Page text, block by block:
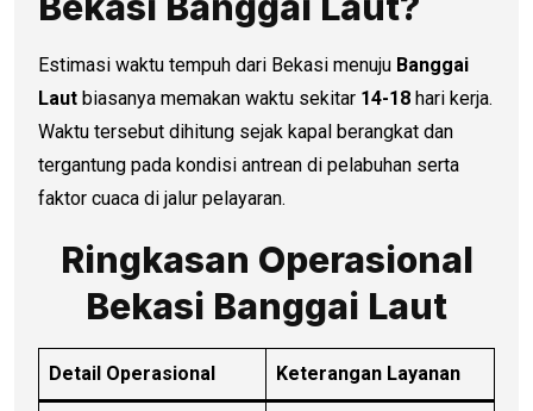
Estimasi waktu tempuh dari Bekasi menuju Banggai
Laut biasanya memakan waktu sekitar 14-18 hari kerja.
Waktu tersebut dihitung sejak kapal berangkat dan
tergantung pada kondisi antrean di pelabuhan serta
faktor cuaca di jalur pelayaran.
Ringkasan Operasional
Bekasi Banggai Laut
Detail Operasional Keterangan Layanan